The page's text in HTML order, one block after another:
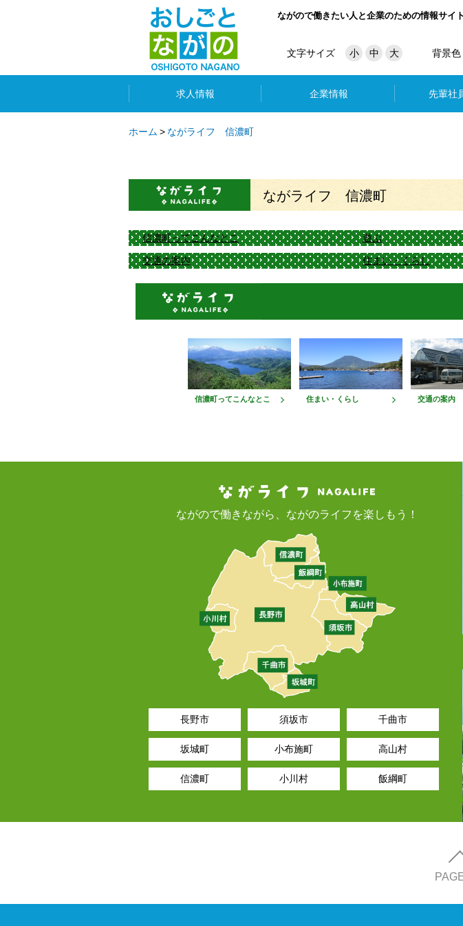
ながので働きたい人と企業のための情報サイ
文字サイズ 小 中 大 背景色
求人情報 企業情報 先輩社
ホーム ながライフ 信濃町
ながライフ 信濃町
信濃町ってこんなとこ 遊ぶ
交通の案内 住まい・くらし
信濃町ってこんなとこ 住まい・くらし 交通の案内
ながので働きながら、ながのライフを楽しもう！
長野市 須坂市 千曲市
坂城町 小布施町 高山村
信濃町 小川村 飯綱町